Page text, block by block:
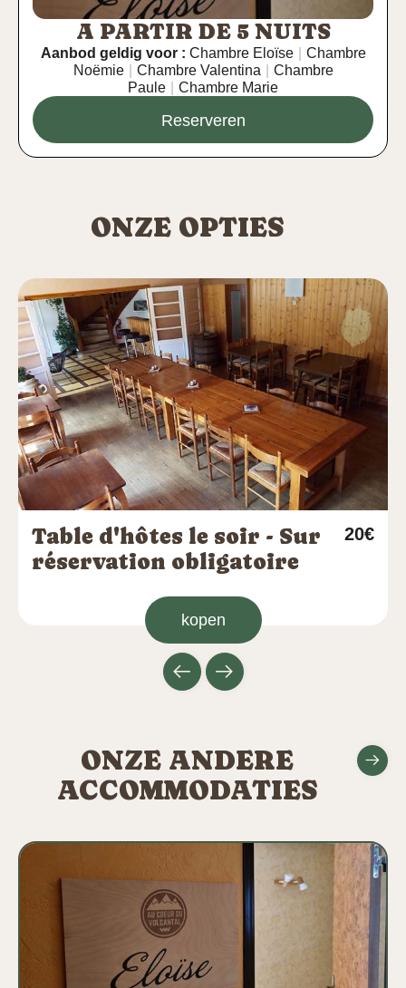
A PARTIR DE 5 NUITS
Aanbod geldig voor : Chambre Eloïse
Chambre
Noëmie
Chambre Valentina
Chambre
Paule
Chambre Marie
Reserveren
ONZE OPTIES
Table d'hôtes le soir - Sur
réservation obligatoire
20€
kopen
ONZE ANDERE
ACCOMMODATIES